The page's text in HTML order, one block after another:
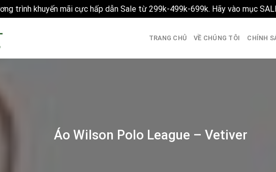
trình khuyến mãi cực hấp dẫn Sale từ 299k-499k-699k. Hãy vào mục
TRANG CHỦ VỀ CHÚNG TÔI CHÍNH
Áo Wilson Polo League – Vetiver